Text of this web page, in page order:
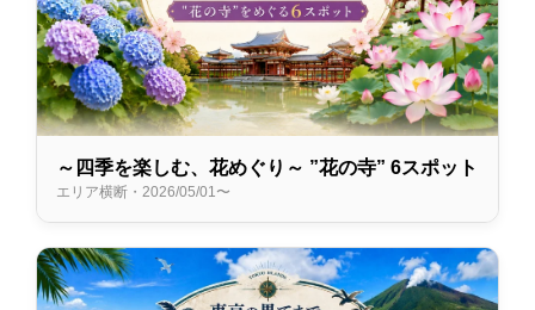
～四季を楽しむ、花めぐり～ ”花の寺” 6スポット
エリア横断・2026/05/01〜